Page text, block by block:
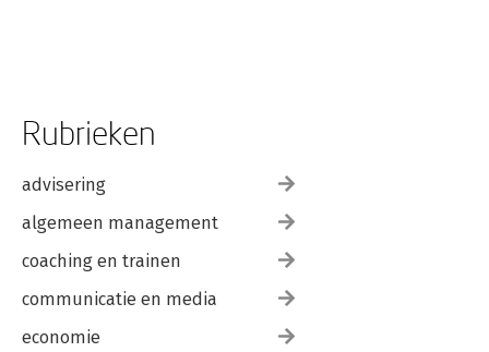
Rubrieken
advisering
algemeen management
coaching en trainen
communicatie en media
economie